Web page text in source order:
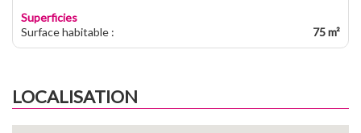
Superficies
Surface habitable : 75 m²
LOCALISATION